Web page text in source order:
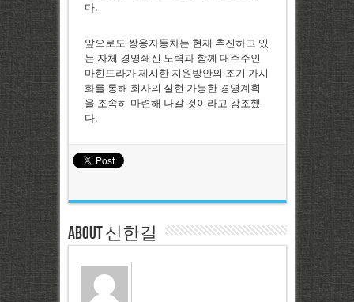
다.
앞으로도 쌍용자동차는 현재 추진하고 있
는 자체 경영쇄신 노력과 함께 대주주인
마힌드라가 제시한 지원방안의 조기 가시
화를 통해 회사의 실현 가능한 경영계획
을 조속히 마련해 나갈 것이라고 강조했
다.
About 신한길